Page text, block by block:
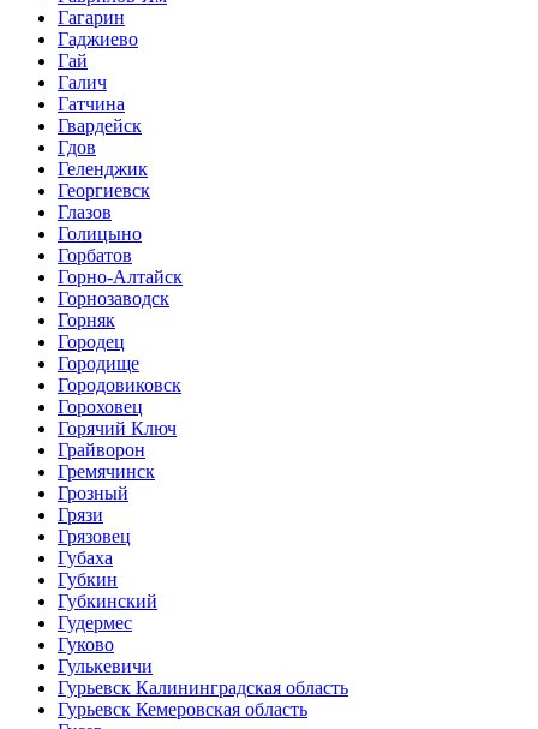
Гагарин
Гаджиево
Гай
Галич
Гатчина
Гвардейск
Гдов
Геленджик
Георгиевск
Глазов
Голицыно
Горбатов
Горно-Алтайск
Горнозаводск
Горняк
Городец
Городище
Городовиковск
Гороховец
Горячий Ключ
Грайворон
Гремячинск
Грозный
Грязи
Грязовец
Губаха
Губкин
Губкинский
Гудермес
Гуково
Гулькевичи
Гурьевск Калининградская область
Гурьевск Кемеровская область